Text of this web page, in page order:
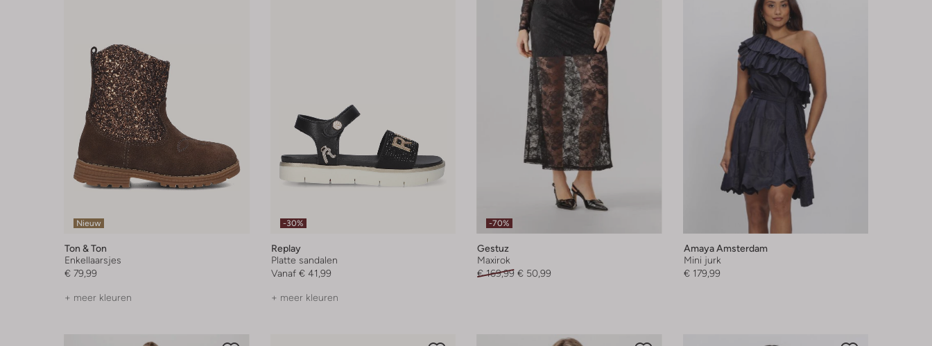
Nieuw
Ton & Ton
Enkellaarsjes
€ 79,99
+ meer kleuren
-30%
Replay
Platte sandalen
Vanaf € 41,99
+ meer kleuren
-70%
Gestuz
Maxirok
€ 169,99 € 50,99
Amaya Amsterdam
Mini jurk
€ 179,99